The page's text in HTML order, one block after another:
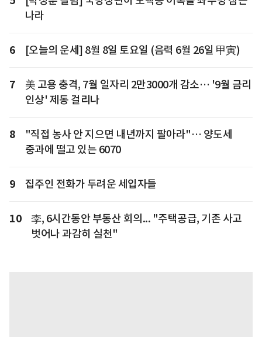
나라
6 [오늘의 운세] 8월 8일 토요일 (음력 6월 26일 甲寅)
7
美 고용 충격, 7월 일자리 2만3000개 감소… '9월 금리
인상' 제동 걸리나
8
"직접 농사 안 지으면 내년까지 팔아라"… 양도세
중과에 떨고 있는 6070
9 집주인 전화가 두려운 세입자들
10
李, 6시간동안 부동산 회의... "주택공급, 기존 사고
벗어나 과감히 실천"